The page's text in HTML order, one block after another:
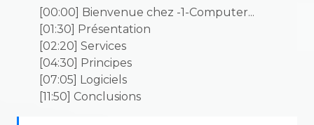
[00:00] Bienvenue chez -1-Computer...
[01:30] Présentation
[02:20] Services
[04:30] Principes
[07:05] Logiciels
[11:50] Conclusions